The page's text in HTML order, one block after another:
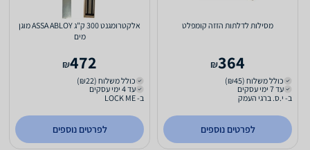
מסילות לדלתות הזזה קומפלט
364
₪
כולל משלוח (₪45)
עד 7 ימי עסקים
ב- י.ס. ברגי העמק
לפרטים נוספים
אלקטרומגנט 300 ק"ג ASSA ABLOY מוגן
מים
472
₪
כולל משלוח (₪22)
עד 4 ימי עסקים
ב- LOCK ME
לפרטים נוספים